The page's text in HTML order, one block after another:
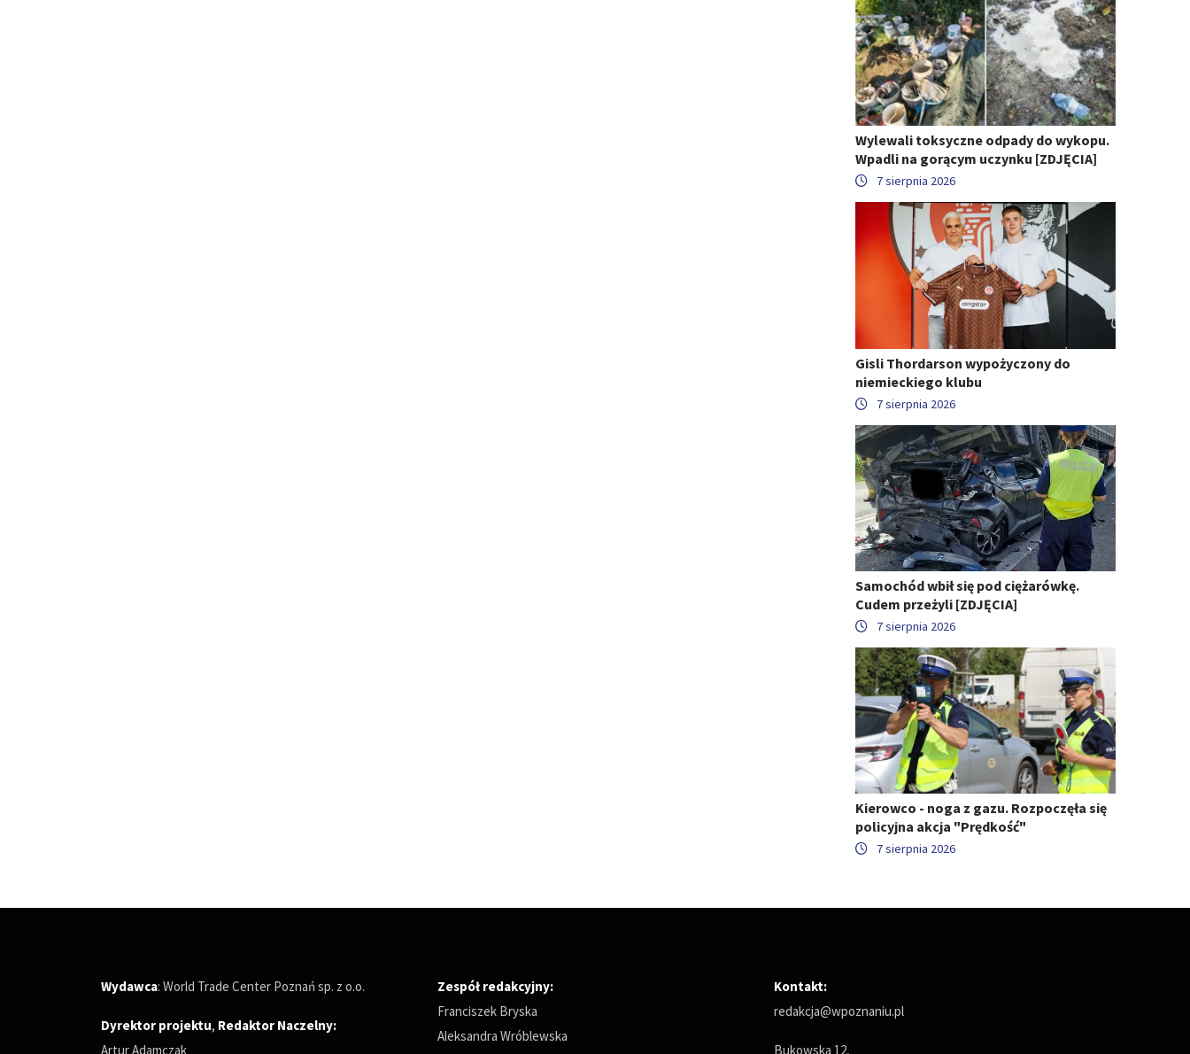
Wylewali toksyczne odpady do wykopu.
Wpadli na gorącym uczynku [ZDJĘCIA]
7 sierpnia 2026
Gisli Thordarson wypożyczony do
niemieckiego klubu
7 sierpnia 2026
Samochód wbił się pod ciężarówkę.
Cudem przeżyli [ZDJĘCIA]
7 sierpnia 2026
Kierowco - noga z gazu. Rozpoczęła się
policyjna akcja "Prędkość"
7 sierpnia 2026
Wydawca: World Trade Center Poznań sp. z o.o.
Dyrektor projektu, Redaktor Naczelny:
Artur Adamczak
Zespół redakcyjny:
Franciszek Bryska
Aleksandra Wróblewska
Kontakt:
redakcja@wpoznaniu.pl
Bukowska 12,